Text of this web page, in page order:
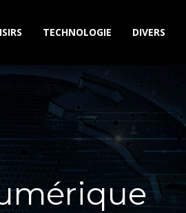
TECHNOLOGIE DIVERS